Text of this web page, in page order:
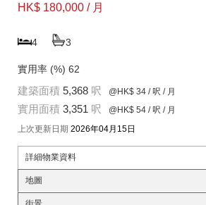
HK$ 180,000 / 月
4 3
實用率 (%) 62
建築面積 5,368 呎 @HK$ 34 / 呎 / 月
實用面積 3,351 呎 @HK$ 54 / 呎 / 月
上次更新日期 2026年04月15日
詳細物業資料
地圖